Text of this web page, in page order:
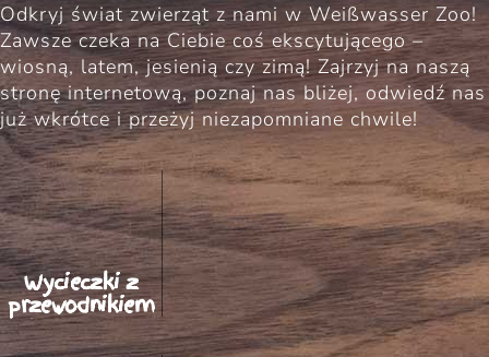
Odkryj świat zwierząt z nami w Weißwasser Zoo!
Zawsze czeka na Ciebie coś ekscytującego –
wiosną, latem, jesienią czy zimą! Zajrzyj na naszą
stronę internetową, poznaj nas bliżej, odwiedź nas
już wkrótce i przeżyj niezapomniane chwile!
Wycieczki z
przewodnikiem